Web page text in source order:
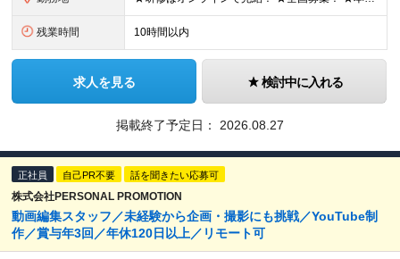
残業時間 10時間以内
求人を見る 検討中に入れる
掲載終了予定日： 2026.08.27
正社員 自己PR不要 話を聞きたい応募可
株式会社PERSONAL PROMOTION
動画編集スタッフ／未経験から企画・撮影にも挑戦／YouTube制
作／賞与年3回／年休120日以上／リモート可